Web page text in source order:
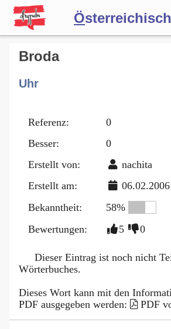
Österreichisch
Wörterbuch
Blog
Broda
Uhr
Referenz:
0
Besser:
0
Erstellt von:
nachita
Erstellt am:
06.02.2006
Bekanntheit:
58%
Bewertungen:
5 0
Dieser Eintrag ist noch nicht
Wörterbuches.
Dieses Wort kann mit den
PDF ausgegeben werden:
PDF